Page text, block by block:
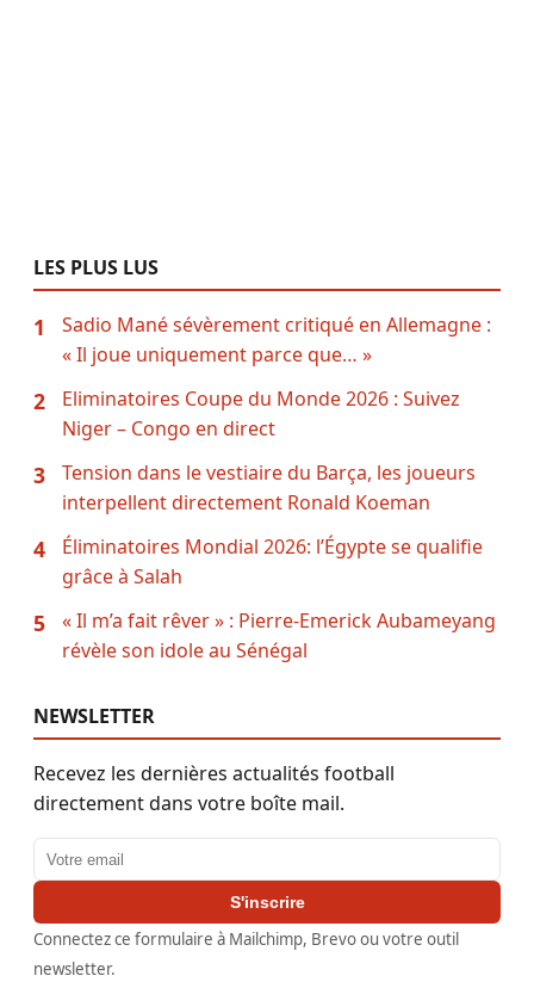
LES PLUS LUS
1
Sadio Mané sévèrement critiqué en Allemagne :
« Il joue uniquement parce que… »
2
Eliminatoires Coupe du Monde 2026 : Suivez
Niger – Congo en direct
3
Tension dans le vestiaire du Barça, les joueurs
interpellent directement Ronald Koeman
4
Éliminatoires Mondial 2026: l’Égypte se qualifie
grâce à Salah
5
« Il m’a fait rêver » : Pierre-Emerick Aubameyang
révèle son idole au Sénégal
NEWSLETTER
Recevez les dernières actualités football
directement dans votre boîte mail.
Adresse email
S'inscrire
Connectez ce formulaire à Mailchimp, Brevo ou votre outil
newsletter.